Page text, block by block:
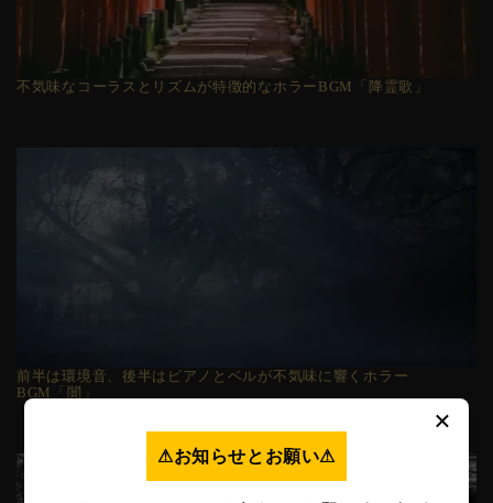
不気味なコーラスとリズムが特徴的なホラーBGM「降霊歌」
前半は環境音、後半はピアノとベルが不気味に響くホラー
BGM「闇」
×
⚠︎お知らせとお願い⚠︎